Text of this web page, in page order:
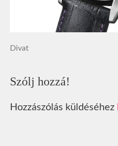
Divat
Szólj hozzá!
Hozzászólás küldéséhez